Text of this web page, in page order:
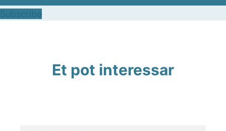
Et pot interessar